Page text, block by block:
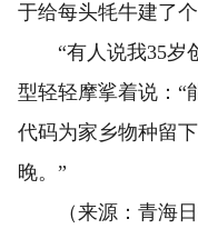
于给每头牦牛建了
“有人说我35岁创
型轻轻摩挲着说：“
代码为家乡物种留
晚。”
（来源：青海日